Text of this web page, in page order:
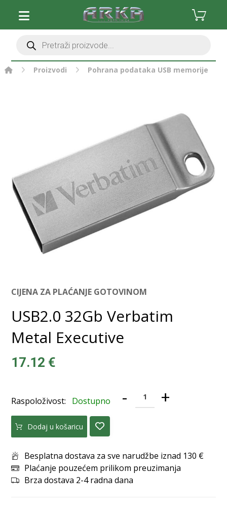
Proizvodi Pohrana podataka USB memorije
CIJENA ZA PLAĆANJE GOTOVINOM
USB2.0 32Gb Verbatim
Metal Executive
17.12 €
Raspoloživost: Dostupno - +
Dodaj u košaricu
Besplatna dostava za sve narudžbe iznad 130 €
Plaćanje pouzećem prilikom preuzimanja
Brza dostava 2-4 radna dana